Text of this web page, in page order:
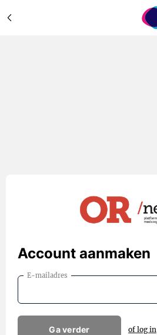
Account aanmaken
E-mailadres
Ga verder of log in